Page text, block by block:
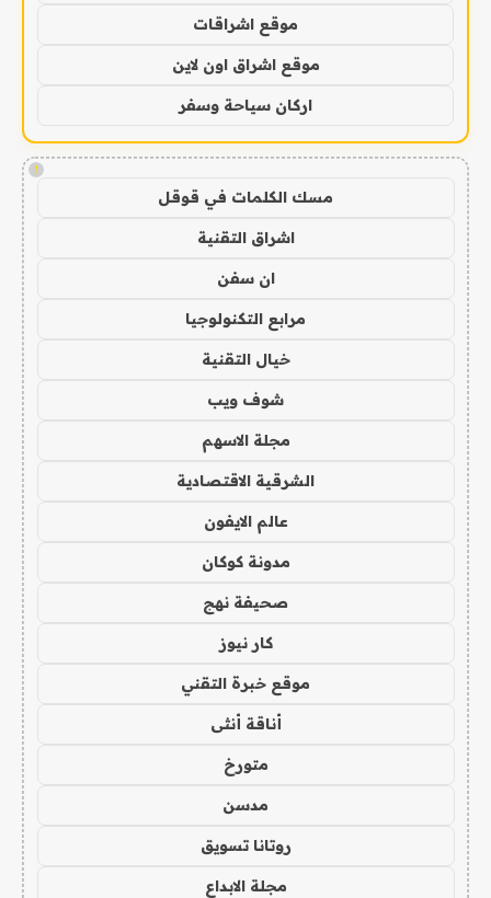
موقع اشراقات
موقع اشراق اون لاين
اركان سياحة وسفر
!
مسك الكلمات في قوقل
اشراق التقنية
ان سفن
مرابع التكنولوجيا
خيال التقنية
شوف ويب
مجلة الاسهم
الشرقية الاقتصادية
عالم الايفون
مدونة كوكان
صحيفة نهج
كار نيوز
موقع خبرة التقني
أناقة أنثى
متورخ
مدسن
روتانا تسويق
مجلة الابداع